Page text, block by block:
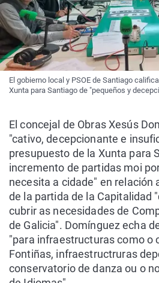
El gobierno local y PSOE de Santiago
Xunta para Santiago de "pequeños y
El concejal de Obras Xesús
"cativo, decepcionante e
presupuesto de la Xunta para
incremento de partidas moi
necesita a cidade" en relación
de la partida de la Capitalidad
cubrir as necesidades de
de Galicia". Domínguez echa
"para infraestructuras como o
Fontiñas, infraestructruras
conservatorio de danza ou o